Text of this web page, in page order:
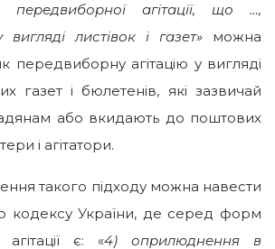
передвиборної агітації, що …,
листівок і газет» можна
передвиборну агітацію у вигляді
газет і бюлетенів, які зазвичай
або вкидають до поштових
і агітатори.
такого підходу можна навести
кодексу України, де серед форм
є: «4) оприлюднення в